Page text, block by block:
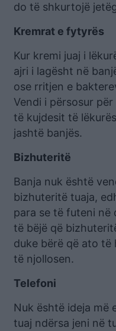
do të shkurtojë
Kremrat e fytyrës
Kur kremi juaj i
ajri i lagësht në
ose rritjen e
Vendi i përsosur
të kujdesit të
jashtë banjës.
Bizhuteritë
Banja nuk është
bizhuteritë tuaja,
para se të futeni në
të bëjë që
duke bërë që ato të
të njollosen.
Telefoni
Nuk është ideja më
tuaj ndërsa jeni në